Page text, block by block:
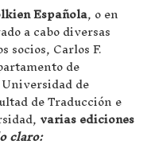
Española, o en
a cabo diversas
socios, Carlos F.
de
de
de Traducción e
varias ediciones
claro: